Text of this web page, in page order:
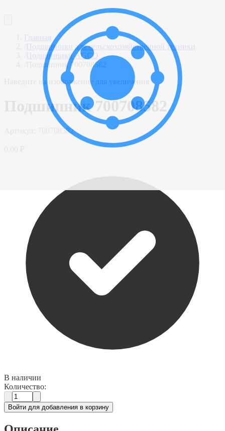
Главная
Подшипники для сельскохозяйственной техники
Подшипники AGCO
Подшипник 700708582
Наведите на изображение для увеличения
Подшипник 700708582
700708582
В наличии
Количество:
Войти для добавления в корзину